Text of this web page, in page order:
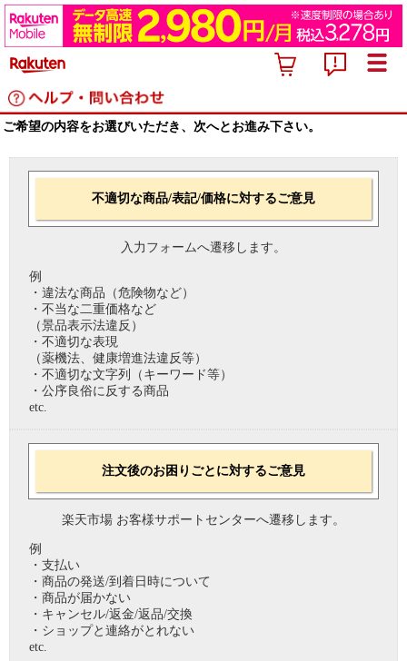
ご希望の内容をお選びいただき、次へとお進み下さい。
不適切な商品/表記/価格に対するご意見
入力フォームへ遷移します。
例
・違法な商品（危険物など）
・不当な二重価格など
（景品表示法違反）
・不適切な表現
（薬機法、健康増進法違反等）
・不適切な文字列（キーワード等）
・公序良俗に反する商品
etc.
注文後のお困りごとに対するご意見
楽天市場 お客様サポートセンターへ遷移します。
例
・支払い
・商品の発送/到着日時について
・商品が届かない
・キャンセル/返金/返品/交換
・ショップと連絡がとれない
etc.